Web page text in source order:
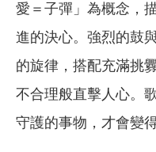
愛＝子彈」為概念，
進的決心。強烈的鼓
的旋律，搭配充滿挑
不合理般直擊人心。
守護的事物，才會變